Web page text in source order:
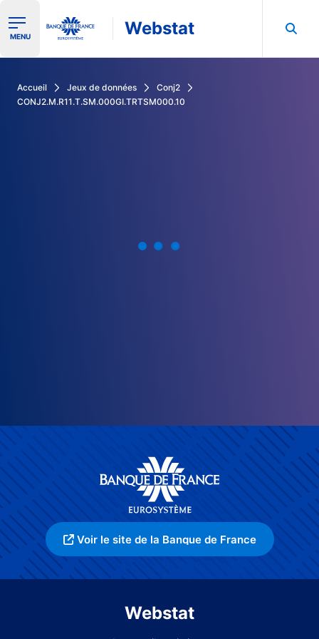
Ouvrir le menu de navigation
MENU Webstat
Accueil Jeux de données
Conj2
CONJ2.M.R11.T.SM.000GI.TRTSM000.10
Voir le site de la Banque de France
Webstat